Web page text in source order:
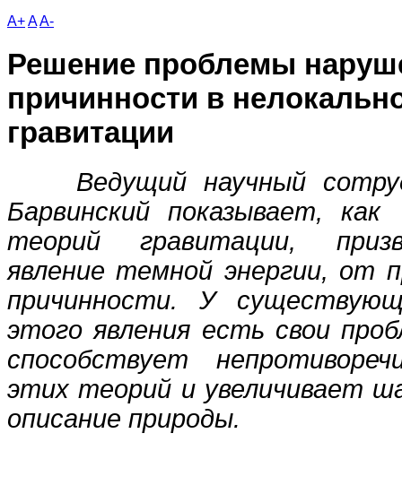
A+AA-
Решение проблемы
причинности в
гравитации
Ведущий научный
Барвинский показывает,
теорий гравитации,
явление темной энергии, от
причинности. У
этого явления есть свои
способствует
этих теорий и увеличивает
описание природы.